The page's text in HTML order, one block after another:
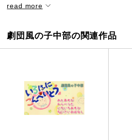
read more
劇団風の子中部の関連作品